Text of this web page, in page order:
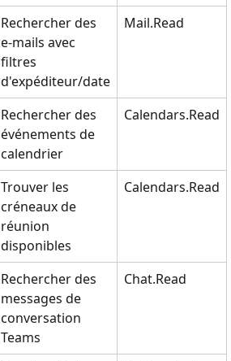
Rechercher des
e-mails avec
filtres
d'expéditeur/date
Mail.Read
Rechercher des
événements de
calendrier
Calendars.Read
Trouver les
créneaux de
réunion
disponibles
Calendars.Read
Rechercher des
messages de
conversation
Teams
Chat.Read